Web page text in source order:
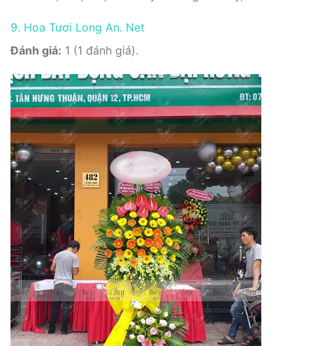
9. Hoa Tươi Long An. Net
Đánh giá: 1 (1 đánh giá).